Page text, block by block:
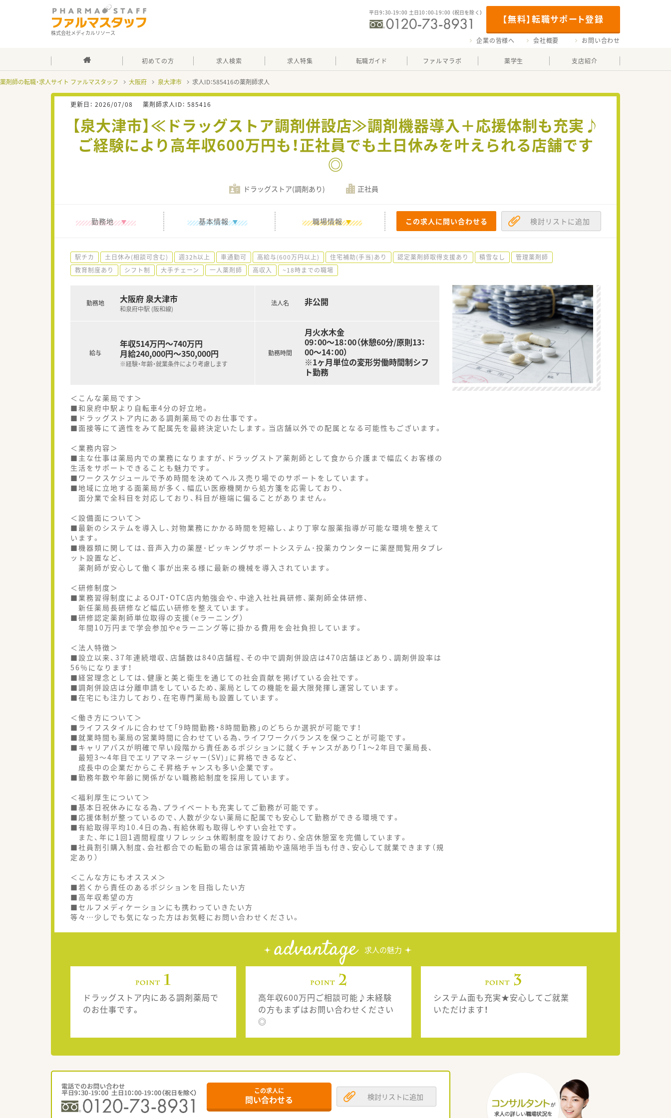
株式会社メディカルリソース
【無料】転職サポート登録
平日9：30-19：00 土日10：00-19：00 （祝日を除く）
企業の皆様へ 会社概要 お問い合わせ
初めての方 求人検索 求人特集 転職ガイド ファルマラボ 薬学生 支店紹介
薬剤師の転職・求人サイト ファルマスタッフ 大阪府 泉大津市 求人ID：585416の薬剤師求人
更新日： 2026/07/08 薬剤師求人ID： 585416
【泉大津市】≪ドラッグストア調剤併設店≫調剤機器導入＋応援体制も充実♪
ご経験により高年収600万円も！正社員でも土日休みを叶えられる店舗です
◎
ドラッグストア(調剤あり) 正社員
勤務地 基本情報 職場情報 この求人に問い合わせる 検討リストに追加
駅チカ 土日休み(相談可含む) 週32h以上 車通勤可 高給与(600万円以上) 住宅補助(手当)あり 認定薬剤師取得支援あり 積雪なし
管理薬剤師
教育制度あり
シフト制 大手チェーン 一人薬剤師 高収入 ~18時までの職場
勤務地 大阪府 泉大津市
和泉府中駅 (阪和線)
給与
年収514万円～740万円
月給240,000円～350,000円
※経験・年齢・就業条件により考慮します
法人名 非公開
勤務時間
月火水木金
09：00～18：00（休憩60分/原則13：
00～14：00）
※1ヶ月単位の変形労働時間制シフ
ト勤務
＜こんな薬局です＞
■和泉府中駅より自転車4分の好立地。
■ドラッグストア内にある調剤薬局でのお仕事です。
■面接等にて適性をみて配属先を最終決定いたします。当店舗以外での配属となる可能性もございます。
＜業務内容＞
■主な仕事は薬局内での業務になりますが、ドラッグストア薬剤師として食から介護まで幅広くお客様の
生活をサポートできることも魅力です。
■ワークスケジュールで予め時間を決めてヘルス売り場でのサポートをしています。
■地域に立地する面薬局が多く、幅広い医療機関から処方箋を応需しており、
面分業で全科目を対応しており、科目が極端に偏ることがありません。
＜設備面について＞
■最新のシステムを導入し、対物業務にかかる時間を短縮し、より丁寧な服薬指導が可能な環境を整えて
います。
■機器類に関しては、音声入力の薬歴･ピッキングサポートシステム･投薬カウンターに薬歴閲覧用タブレ
ット設置など、
薬剤師が安心して働く事が出来る様に最新の機械を導入されています。
＜研修制度＞
■業務習得制度によるOJT・OTC店内勉強会や、中途入社社員研修、薬剤師全体研修、
新任薬局長研修など幅広い研修を整えています。
■研修認定薬剤師単位取得の支援（eラーニング）
年間10万円まで学会参加やeラーニング等に掛かる費用を会社負担しています。
＜法人特徴＞
■設立以来、37年連続増収、店舗数は840店舗程、その中で調剤併設店は470店舗ほどあり、調剤併設率は
56％になります！
■経営理念としては、健康と美と衛生を通じての社会貢献を掲げている会社です。
■調剤併設店は分離申請をしているため、薬局としての機能を最大限発揮し運営しています。
■在宅にも注力しており、在宅専門薬局も設置しています。
＜働き方について＞
■ライフスタイルに合わせて｢9時間勤務・8時間勤務｣のどちらか選択が可能です！
■就業時間も薬局の営業時間に合わせている為、ライフワークバランスを保つことが可能です。
■キャリアパスが明確で早い段階から責任あるポジションに就くチャンスがあり｢1～2年目で薬局長、
最短3～4年目でエリアマネージャー(SV)」に昇格できるなど、
成長中の企業だからこそ昇格チャンスも多い企業です。
■勤務年数や年齢に関係がない職務給制度を採用しています。
＜福利厚生について＞
■基本日祝休みになる為、プライベートも充実してご勤務が可能です。
■応援体制が整っているので、人数が少ない薬局に配属でも安心して勤務ができる環境です。
■有給取得平均10.4日の為、有給休暇も取得しやすい会社です。
また、年に1回1週間程度リフレッシュ休暇制度を設けており、全店休憩室を完備しています。
■社員割引購入制度、会社都合での転勤の場合は家賃補助や遠隔地手当も付き、安心して就業できます（規
定あり）
＜こんな方にもオススメ＞
■若くから責任のあるポジションを目指したい方
■高年収希望の方
■セルフメディケーションにも携わっていきたい方
等々…少しでも気になった方はお気軽にお問い合わせください。
advantage 求人の魅力
ドラッグストア内にある調剤薬局で
のお仕事です。
高年収600万円ご相談可能♪未経験
の方もまずはお問い合わせください
◎
システム面も充実★安心してご就業
いただけます！
この求人に
問い合わせる 検討リストに追加